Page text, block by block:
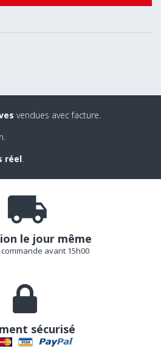
vendues avec facture.
réel.
le jour même
avant 15h00
sécurisé